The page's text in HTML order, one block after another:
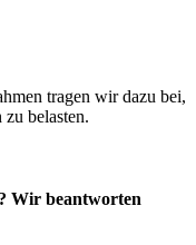
tragen wir dazu bei,
belasten.
Wir beantworten